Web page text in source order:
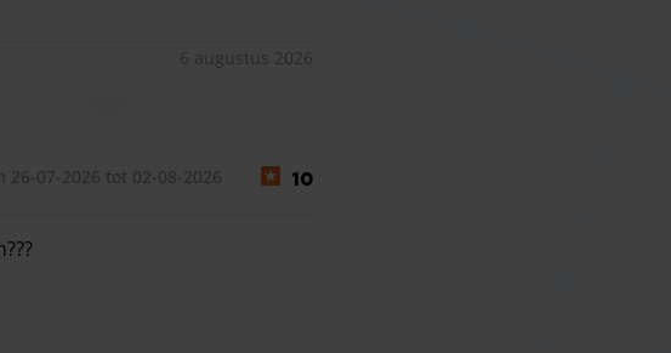
6 augustus 2026
26-07-2026 tot 02-08-2026 10